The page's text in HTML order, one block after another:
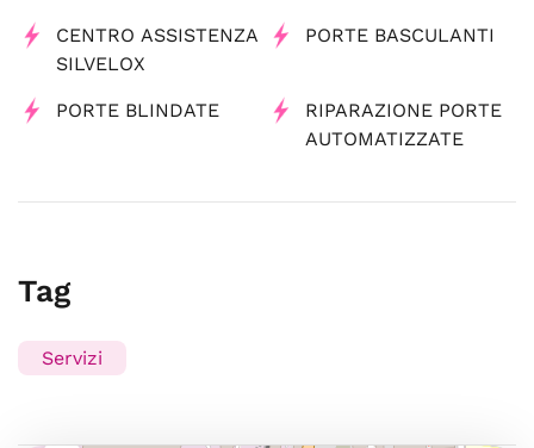
CENTRO ASSISTENZA
SILVELOX
PORTE BASCULANTI
PORTE BLINDATE
RIPARAZIONE PORTE
AUTOMATIZZATE
Tag
Servizi